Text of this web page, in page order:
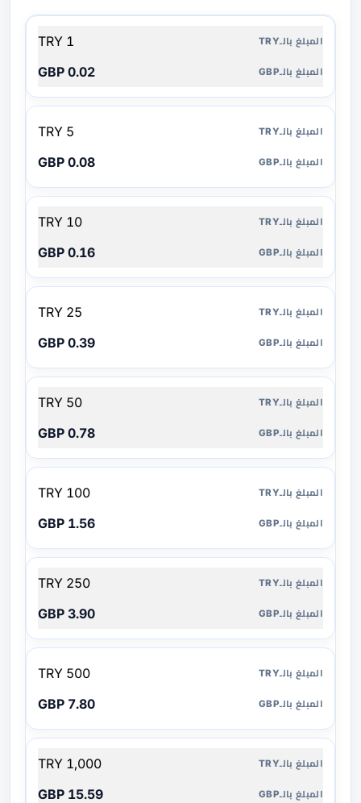
بالـTRY
المبلغ
1 TRY
0.02 GBP
5 TRY
0.08 GBP
10 TRY
0.16 GBP
25 TRY
0.39 GBP
50 TRY
0.78 GBP
100 TRY
1.56 GBP
250 TRY
3.90 GBP
500 TRY
7.80 GBP
1,000 TRY
15.59 GBP